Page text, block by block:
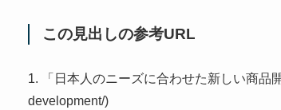
この見出しの参考URL
1. 「日本人のニーズに合わせた新しい商品
development/)